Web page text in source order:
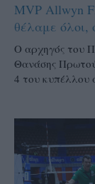
MVP Allwyn
θέλαμε όλοι,
Ο αρχηγός του
Θανάσης
4 του κυπέλλου